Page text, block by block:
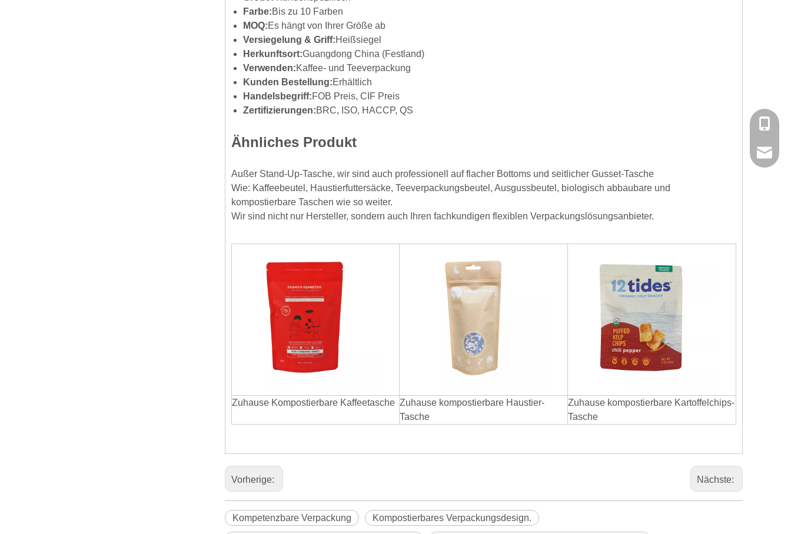
Farbe:Bis zu 10 Farben
MOQ:Es hängt von Ihrer Größe ab
Versiegelung & Griff:Heißsiegel
Herkunftsort:Guangdong China (Festland)
Verwenden:Kaffee- und Teeverpackung
Kunden Bestellung:Erhältlich
Handelsbegriff:FOB Preis, CIF Preis
Zertifizierungen:BRC, ISO, HACCP, QS
Ähnliches Produkt
Außer Stand-Up-Tasche, wir sind auch professionell auf flacher Bottoms und seitlicher Gusset-Tasche
Wie: Kaffeebeutel, Haustierfuttersäcke, Teeverpackungsbeutel, Ausgussbeutel, biologisch abbaubare und
kompostierbare Taschen wie so weiter.
Wir sind nicht nur Hersteller, sondern auch Ihren fachkundigen flexiblen Verpackungslösungsanbieter.
Zuhause Kompostierbare Kaffeetasche Zuhause kompostierbare Haustier-
Tasche
Zuhause kompostierbare Kartoffelchips-
Tasche
Vorherige: Nächste:
Kompetenzbare Verpackung Kompostierbares Verpackungsdesign.
Email